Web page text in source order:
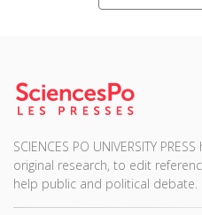
SCIENCES PO UNIVERSITY
original research, to edit
help public and political debate.